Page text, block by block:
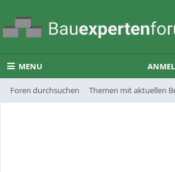
MENU
Foren durchsuchen Themen mit aktuellen